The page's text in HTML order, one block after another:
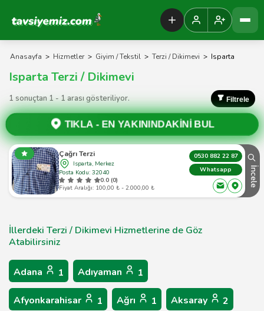
Tavsiyemiz Anasayfa
Anasayfa > Hizmetler > Giyim / Tekstil > Terzi / Dikimevi > Isparta
Isparta Terzi / Dikimevi
1 sonuçtan 1 - 1 arası gösteriliyor. Filtrele
TIKLA -EN YAKININDAKİNİ BUL
Çağrı Terzi
Isparta, Merkez
Posta Kodu: 32040
0.0 (0)
Fiyat Aralığı: 100,00 ₺ - 2.000,00 ₺
0530 882 22 87
Whatsapp
İncele
İllerdeki Terzi / Dikimevi Hizmetlerine de Göz
Atabilirsiniz
Adana 1 Adıyaman 1
Afyonkarahisar 1 Ağrı 1 Aksaray 2